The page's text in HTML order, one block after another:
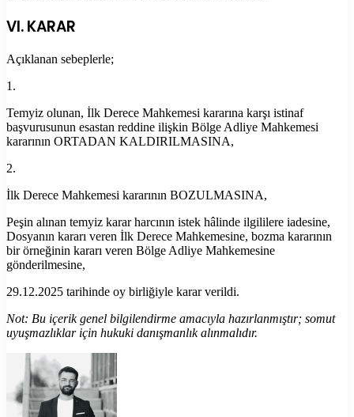
VI. KARAR
Açıklanan sebeplerle;
1.
Temyiz olunan, İlk Derece Mahkemesi kararına karşı istinaf
başvurusunun esastan reddine ilişkin Bölge Adliye Mahkemesi
kararının ORTADAN KALDIRILMASINA,
2.
İlk Derece Mahkemesi kararının BOZULMASINA,
Peşin alınan temyiz karar harcının istek hâlinde ilgililere iadesine,
Dosyanın kararı veren İlk Derece Mahkemesine, bozma kararının
bir örneğinin kararı veren Bölge Adliye Mahkemesine
gönderilmesine,
29.12.2025 tarihinde oy birliğiyle karar verildi.
Not: Bu içerik genel bilgilendirme amacıyla hazırlanmıştır; somut
uyuşmazlıklar için hukuki danışmanlık alınmalıdır.